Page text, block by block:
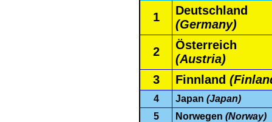
1
Deutschland
(Germany)
2
Österreich
(Austria)
3
Finnland
4 Japan (Japan)
5
Norwegen (Norway)